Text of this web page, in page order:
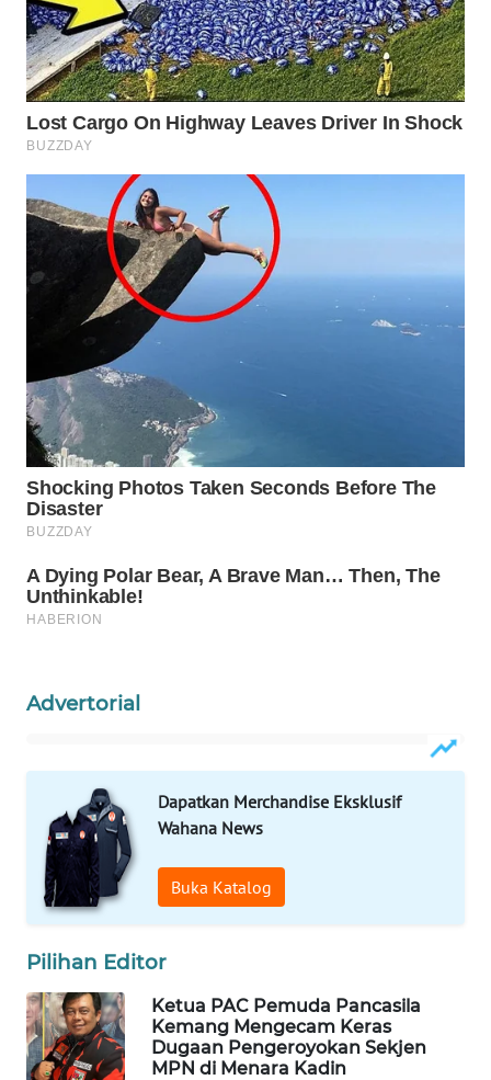
Advertorial
Dapatkan Merchandise Eksklusif
Wahana News
Buka Katalog
Pilihan Editor
Ketua PAC Pemuda Pancasila
Kemang Mengecam Keras
Dugaan Pengeroyokan Sekjen
MPN di Menara Kadin
WAHANA
NEWS
WAHANA
TANI
WAHANA
ADVOKAT
WAHANA
INFRASTRUKTUR
WAHANA
KONSUMEN
WAHANA
LISTRIK
WAHANA
WAHANA
TV
ID
WAHANANEWS
CO ID
WAHANANEWS
NET
WAHANA
SPORT
WAHANA
UMKM